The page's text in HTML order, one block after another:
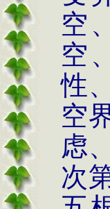
空
空
性
空
虑
次